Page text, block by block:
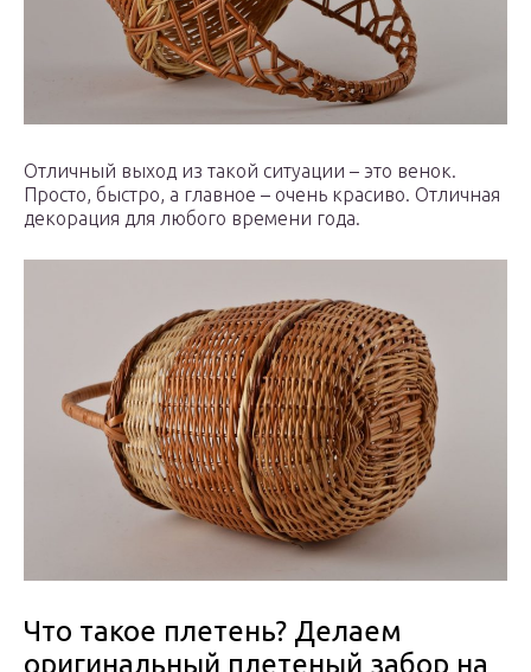
Отличный выход из такой ситуации – это венок.
Просто, быстро, а главное – очень красиво. Отличная
декорация для любого времени года.
Что такое плетень? Делаем
оригинальный плетеный забор на